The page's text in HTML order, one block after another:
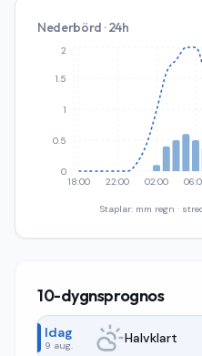
Nederbörd · 24h
18:00 22:00 02:00
0
0.5
1
1.5
2
Staplar: mm regn ·
10-dygnsprognos
Idag
9 aug. Halvklart